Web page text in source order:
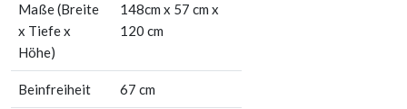
Maße (Breite
x Tiefe x
Höhe)
148cm x 57 cm x
120 cm
Beinfreiheit 67 cm